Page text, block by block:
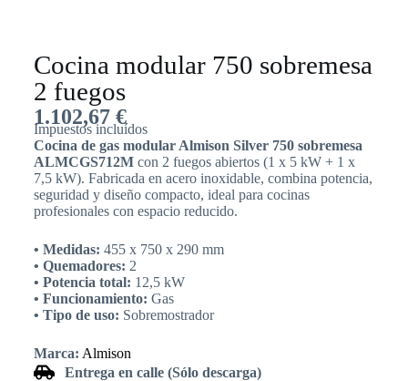
Cocina modular 750 sobremesa
2 fuegos
1.102,67 €
Impuestos incluídos
Cocina de gas modular Almison Silver 750 sobremesa
ALMCGS712Mcon 2 fuegos abiertos (1 x 5 kW + 1 x
7,5 kW). Fabricada en acero inoxidable, combina potencia,
seguridad y diseño compacto, ideal para cocinas
profesionales con espacio reducido.
• Medidas: 455 x 750 x 290 mm
• Quemadores: 2
• Potencia total: 12,5 kW
• Funcionamiento: Gas
• Tipo de uso: Sobremostrador
Marca: Almison
Entrega en calle (Sólo descarga)